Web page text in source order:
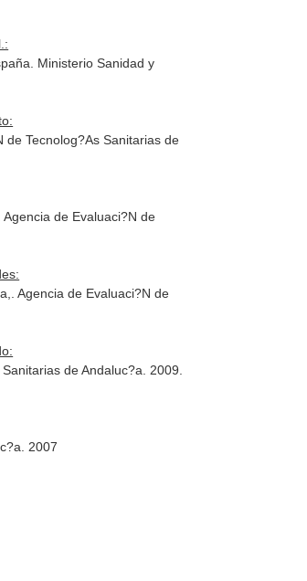
Ministerio Sanidad y
de Tecnolog?As Sanitarias de
de Evaluaci?N de
Agencia de Evaluaci?N de
de Andaluc?a. 2009.
2007